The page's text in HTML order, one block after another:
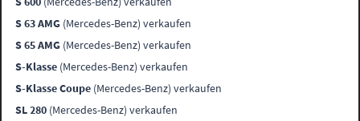
S 63 AMG (Mercedes-Benz) verkaufen
S 65 AMG (Mercedes-Benz) verkaufen
S-Klasse (Mercedes-Benz) verkaufen
S-Klasse Coupe (Mercedes-Benz) verkaufen
SL 280 (Mercedes-Benz) verkaufen